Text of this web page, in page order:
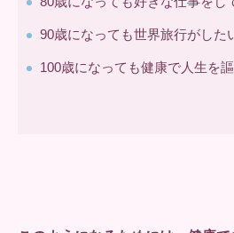
90歳になっても世界旅行がした
100歳になっても健康で人生を